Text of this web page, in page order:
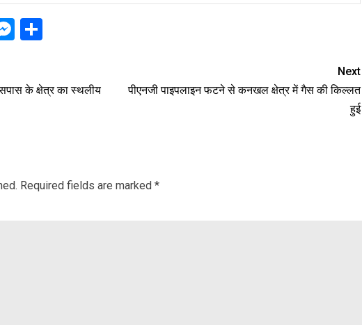
Messenger
Share
के क्षेत्र का स्थलीय
Next
पीएनजी पाइपलाइन फटने से कनखल क्षेत्र में गैस की किल्लत
हुई
Required fields are marked *